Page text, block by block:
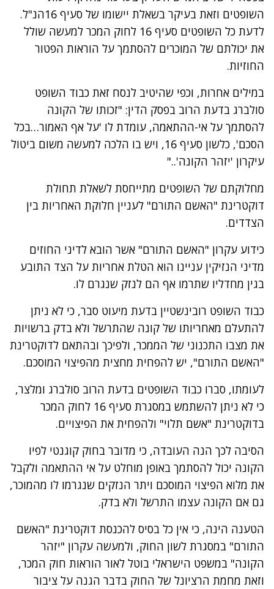
השופטים וזאת בעיקר בשאלת יישומו של סעיף 16הנ"ל.
לדעת כל השופטים סעיף 16 לחוק המכר למעשה שולל
את יכולתם של המוכרים להסתמך על הוראות הפטור
החוזיות.
במילים אחרות, וכפי שהיטיב לנסח זאת כבוד השופט
סולברג בדעת הרוב בפסק הדין: "זכותו של הקונה
להסתמך על אי-ההתאמה, עומדת לו 'על אף האמור…בכל
הסכם', כלשון סעיף 16, ויש בו הלכה למעשה משום ביטול
עיקרון 'יזהר הקונה'.."
מחלוקתם של השופטים מתייחסת לשאלת תחולת
דוקטרינת "האשם התורם" לעניין חלוקת האחריות בין
הצדדים.
כידוע עקרון "האשם התורם" אשר הובא לדיני החוזים
מדיני הנזיקין עניינו הוא הטלת אחריות על הצד התובע
בגין מחדליו שתרמו אף הם לנזק שנגרם לו.
כבוד השופט רובינשטיין בדעת מיעוט סבר, כי לא ניתן
להתעלם מאחריותו של קונה שהתרשל ולא בדק ברשויות
את מצבו התכנוני של הממכר, ולפיכך ובהתאם לדוקטרינת
"האשם התורם", יש להפחית מחצית מהפיצוי המוסכם.
לעומתו, סברו כבוד השופטים בדעת הרוב סולברג ומלצר,
כי לא ניתן להשתמש במסגרת סעיף 16 לחוק המכר
בדוקטרינת "אשם תלוי" ולהפחית את הפיצויים.
הסיבה לכך הנה העובדה, כי מדובר בחוק קוגנטי לפיו
הקונה יכול להסתמך באופן מוחלט על אי ההתאמה ולקבל
את מלוא הפיצוי המוסכם ויתר הנזקים שנגרמו לו מהמוכר,
גם אם הקונה עצמו התרשל ולא בדק.
הטענה הינה, כי אין כל בסיס להכנסת דוקטרינת "האשם
התורם" במסגרת לשון החוק, ולמעשה עקרון "יזהר
הקונה" במשפט הישראלי בוטל לאור הוראות חוק המכר,
וזאת מחמת הרציונל של החוק בדבר הגנה על ציבור